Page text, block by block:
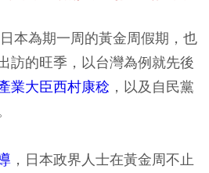
本為期一周的黃金周假期，也
訪的旺季，以台灣為例就先後
業大臣西村康稔 ，以及自民黨
，日本政界人士在黃金周不止